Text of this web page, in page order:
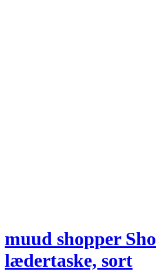
muud shopper
lædertaske, sort